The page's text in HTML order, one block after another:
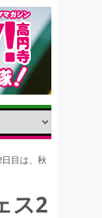
目は、秋
ス2